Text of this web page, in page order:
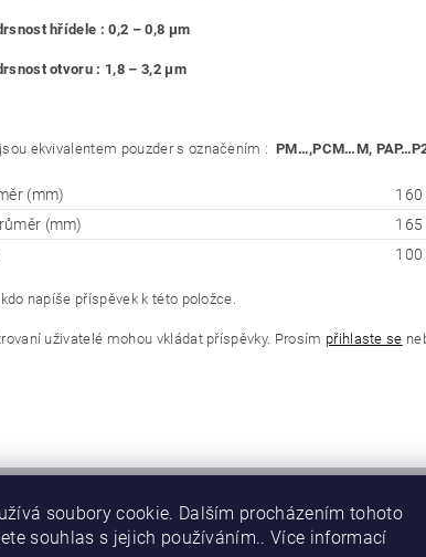
hřídele : 0,2 – 0,8 μm
otvoru : 1,8 – 3,2 μm
ekvivalentem pouzder s označením : PM…,PCM…M,
(mm)
160
(mm)
165
100
napíše příspěvek k této položce.
uživatelé mohou vkládat příspěvky. Prosím přihlaste se
soubory cookie. Dalším procházením tohoto
souhlas s jejich používáním.. Více informací